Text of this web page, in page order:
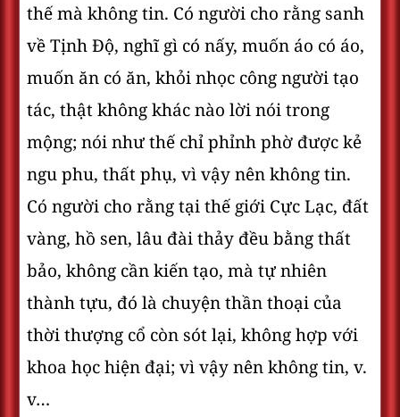
thế mà không tin. Có người cho rằng sanh
về Tịnh Ðộ, nghĩ gì có nấy, muốn áo có áo,
muốn ăn có ăn, khỏi nhọc công người tạo
tác, thật không khác nào lời nói trong
mộng; nói như thế chỉ phỉnh phờ được kẻ
ngu phu, thất phụ, vì vậy nên không tin.
Có người cho rằng tại thế giới Cực Lạc, đất
vàng, hồ sen, lâu đài thảy đều bằng thất
bảo, không cần kiến tạo, mà tự nhiên
thành tựu, đó là chuyện thần thoại của
thời thượng cổ còn sót lại, không hợp với
khoa học hiện đại; vì vậy nên không tin, v.
v…